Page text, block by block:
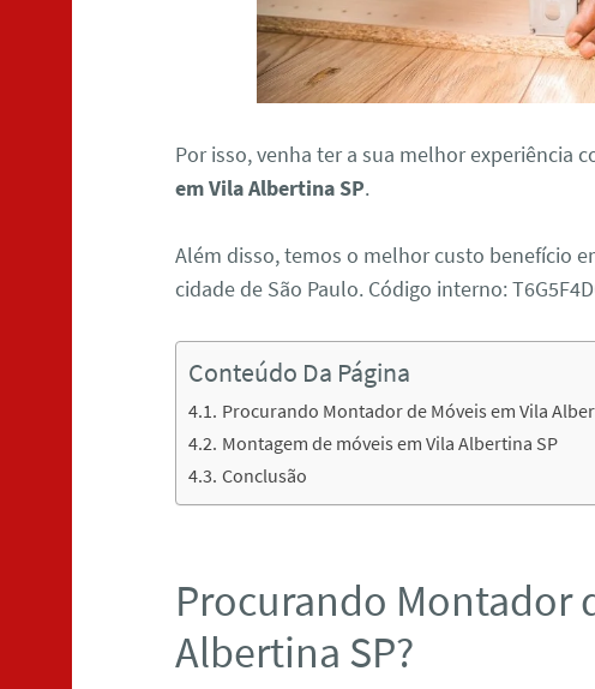
Por isso, venha ter a sua melhor experiência
em Vila Albertina SP.
Além disso, temos o melhor custo benefício
cidade de São Paulo. Código interno:
Conteúdo Da Página
Procurando Montador de Móveis em Vila
Montagem de móveis em Vila Albertina SP
Conclusão
Procurando Montador
Albertina SP?